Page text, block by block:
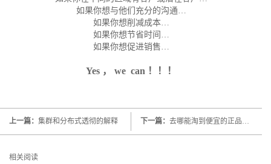
如果你想与他们充分的沟通…
如果你想削减成本…
如果你想节省时间…
如果你想促进销售…
Yes ， we can ！！！
上一篇： 集群和分布式透彻的解释 下一篇： 去哪能淘到便宜的正品思科交换机
相关阅读